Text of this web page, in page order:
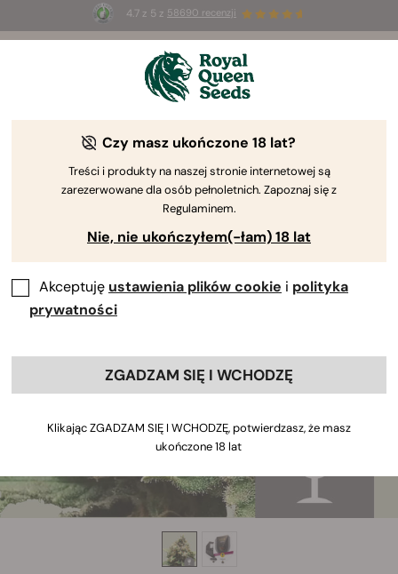
4.7 z 5 z 58690 recenzji
3 nasiona White Widow Auto
Czy masz ukończone 18 lat?
Treści i produkty na naszej stronie internetowej są
zarezerwowane dla osób pełnoletnich. Zapoznaj się z
Regulaminem.
Nie, nie ukończyłem(-łam) 18 lat
Akceptuję ustawienia plików cookie i polityka
prywatności
ZGADZAM SIĘ I WCHODZĘ
Klikając ZGADZAM SIĘ I WCHODZĘ, potwierdzasz, że masz
ukończone 18 lat